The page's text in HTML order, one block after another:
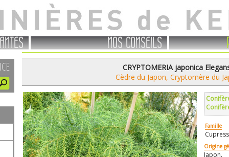
NOS CONSEILS
CRYPTOMERIA japonica
Cèdre du Japon, Cryptomère du
Famille
Origine
Japon.